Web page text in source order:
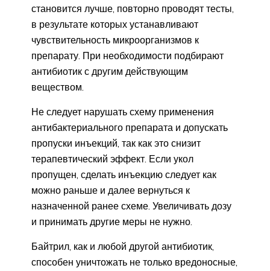
становится лучше, повторно проводят тесты,
в результате которых устанавливают
чувствительность микроорганизмов к
препарату. При необходимости подбирают
антибиотик с другим действующим
веществом.
Не следует нарушать схему применения
антибактериального препарата и допускать
пропуски инъекций, так как это снизит
терапевтический эффект. Если укол
пропущен, сделать инъекцию следует как
можно раньше и далее вернуться к
назначенной ранее схеме. Увеличивать дозу
и принимать другие меры не нужно.
Байтрил, как и любой другой антибиотик,
способен уничтожать не только вредоносные,